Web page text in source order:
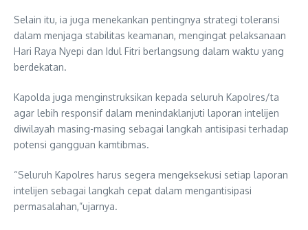
Selain itu, ia juga menekankan pentingnya strategi toleransi
dalam menjaga stabilitas keamanan, mengingat pelaksanaan
Hari Raya Nyepi dan Idul Fitri berlangsung dalam waktu yang
berdekatan.
Kapolda juga menginstruksikan kepada seluruh Kapolres/ta
agar lebih responsif dalam menindaklanjuti laporan intelijen
diwilayah masing-masing sebagai langkah antisipasi terhadap
potensi gangguan kamtibmas.
“Seluruh Kapolres harus segera mengeksekusi setiap laporan
intelijen sebagai langkah cepat dalam mengantisipasi
permasalahan,”ujarnya.